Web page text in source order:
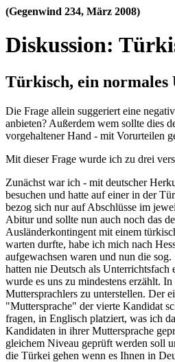
(Gegenwind 234, März 2008)
Diskussion:
Türkisch, ein normales
Die Frage allein suggeriert eine
anbieten? Außerdem wem sollte dies
vorgehaltener Hand - mit Vorurteilen
Mit dieser Frage wurde ich zu drei
Zunächst war ich - mit deutscher
besuchen und hatte auf einer in der
bezog sich nur auf Abschlüsse im
Abitur und sollte nun auch noch das
Ausländerkontingent mit einem
warten durfte, habe ich mich nach
aufgewachsen waren und nun die
hatten nie Deutsch als
wurde es uns zu mindestens erzählt.
Muttersprachlers zu unterstellen. Der
"Muttersprache" der vierte Kandidat
fragen, in Englisch platziert, was ich
Kandidaten in ihrer Muttersprache
gleichem Niveau geprüft werden soll
die Türkei gehen wenn es Ihnen in